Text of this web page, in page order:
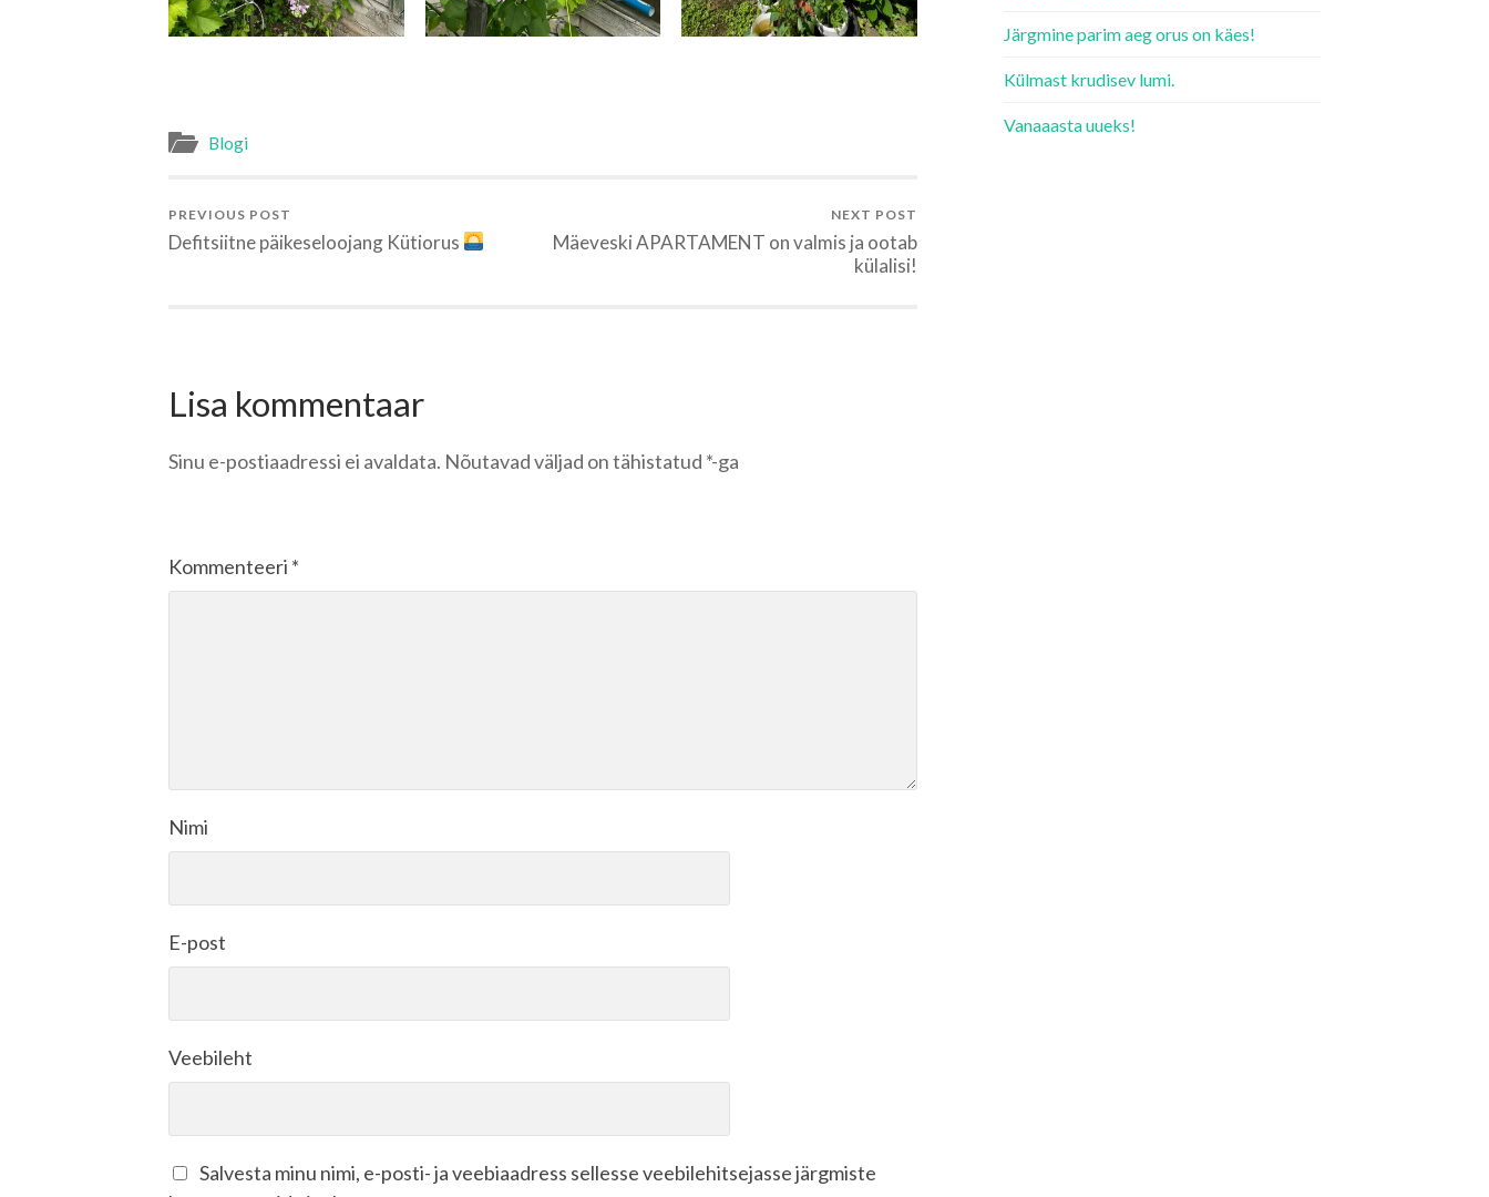
Blogi
PREVIOUS POST
Defitsiitne päikeseloojang Kütiorus
NEXT POST
Mäeveski APARTAMENT on valmis ja ootab
külalisi!
Lisa kommentaar
Sinu e-postiaadressi ei avaldata. Nõutavad väljad on tähistatud *-ga
Kommenteeri *
Nimi
E-post
Veebileht
Salvesta minu nimi, e-posti- ja veebiaadress sellesse veebilehitsejasse järgmiste
Järgmine parim aeg orus on käes!
Külmast krudisev lumi.
Vanaaasta uueks!